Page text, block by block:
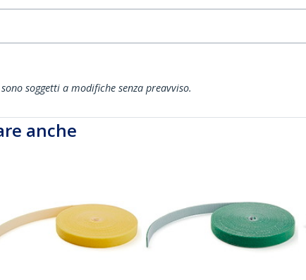
soggetti a modifiche senza preavviso.
anche